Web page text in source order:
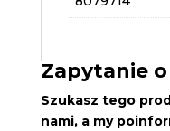
Zapytanie
Szukasz tego
nami, a my